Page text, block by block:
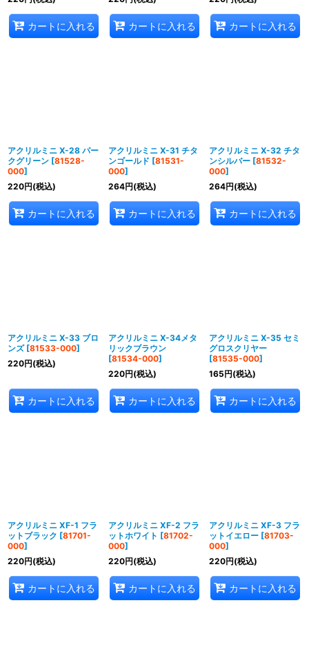
カートに入れる カートに入れる カートに入れる
アクリルミニ X-28 パー
クグリーン [81528-
000]
220円(税込)
カートに入れる
アクリルミニ X-31 チタ
ンゴールド [81531-
000]
264円(税込)
カートに入れる
アクリルミニ X-32 チタ
ンシルバー [81532-
000]
264円(税込)
カートに入れる
アクリルミニ X-33 ブロ
ンズ [81533-000]
220円(税込)
カートに入れる
アクリルミニ X-34メタ
リックブラウン
[81534-000]
220円(税込)
カートに入れる
アクリルミニ X-35 セミ
グロスクリヤー
[81535-000]
165円(税込)
カートに入れる
アクリルミニ XF-1 フラ
ットブラック [81701-
000]
220円(税込)
カートに入れる
アクリルミニ XF-2 フラ
ットホワイト [81702-
000]
220円(税込)
カートに入れる
アクリルミニ XF-3 フラ
ットイエロー [81703-
000]
220円(税込)
カートに入れる